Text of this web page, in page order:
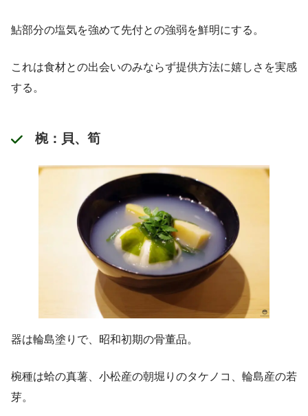
鮎部分の塩気を強めて先付との強弱を鮮明にする。
これは食材との出会いのみならず提供方法に嬉しさを実感
する。
椀：貝、筍
器は輪島塗りで、昭和初期の骨董品。
椀種は蛤の真薯、小松産の朝堀りのタケノコ、輪島産の若
芽。